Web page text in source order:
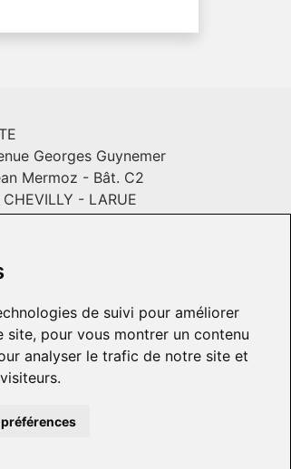
de suivi pour améliorer
pour vous montrer un contenu
analyser le trafic de notre site et
Georges Guynemer
Mermoz - Bât. C2
- LARUE
14h-18h
Tous droits réservés.